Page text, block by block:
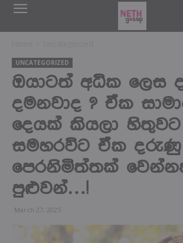
UNCATEGORIZED
ඔයාටත් අධික ලෙස
දමනවාද ? ඒක
දෙයක් කියලා හිතුවට
සමහරවිට ඒක
පෙරනිමිත්තක්
පුළුවන්…!
March 27, 2025